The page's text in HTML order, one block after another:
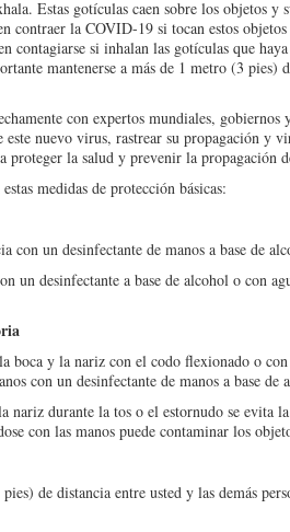
Estas gotículas caen sobre los objetos y
contraer la COVID-19 si tocan estos
contagiarse si inhalan las gotículas que
mantenerse a más de 1 metro (3 pies)
con expertos mundiales,
nuevo virus, rastrear su propagación y
proteger la salud y prevenir la propagación
medidas de protección básicas:
con un desinfectante de manos a base de
un desinfectante a base de alcohol o con
boca y la nariz con el codo flexionado o
con un desinfectante de manos a base
nariz durante la tos o el estornudo se evita
con las manos puede contaminar los
de distancia entre usted y las demás